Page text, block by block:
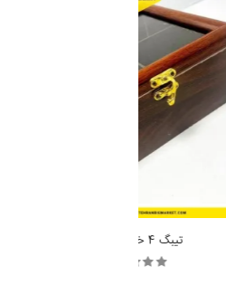
تیبگ 4 خانه قفل دار